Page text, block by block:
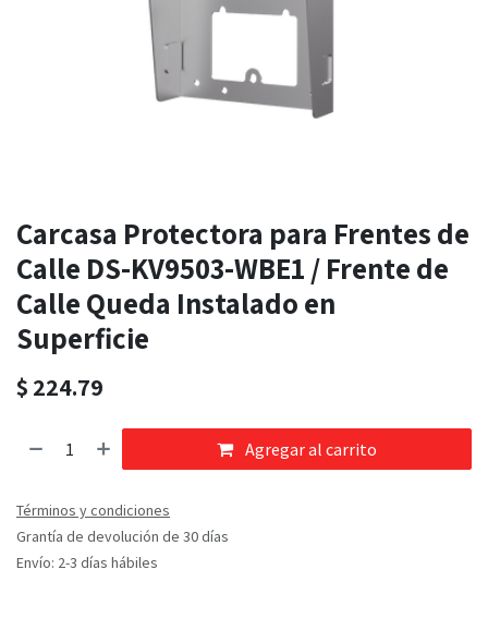
Carcasa Protectora para Frentes de
Calle DS-KV9503-WBE1 / Frente de
Calle Queda Instalado en
Superficie
$ 224.79
Agregar al carrito
Términos y condiciones
Grantía de devolución de 30 días
Envío: 2-3 días hábiles